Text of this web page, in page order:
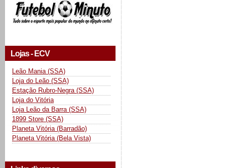
Lojas - ECV
Leão Mania (SSA)
Loja do Leão (SSA)
Estação Rubro-Negra (SSA)
Loja do Vitória
Loja Leão da Barra (SSA)
1899 Store (SSA)
Planeta Vitória (Barradão)
Planeta Vitória (Bela Vista)